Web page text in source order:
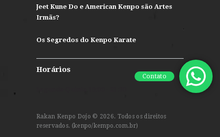
Jeet Kune Do e American Kenpo são Artes
Irmãs?
Os Segredos do Kenpo Karate
Horários
Rakan Kenpo Dojo © 2026. Todos os direitos
reservados. (kenpo/kempo.com.br)
Contato